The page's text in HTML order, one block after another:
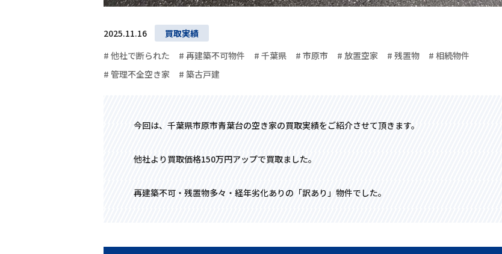
2025.11.16
買取実績
# 他社で断られた
# 再建築不可物件 # 千葉県 # 市原市 # 放置空家 # 残置物
# 相続物件
# 管理不全空き家
# 築古戸建
今回は、千葉県市原市青葉台の空き家の買取実績をご紹介させて頂きます。
他社より買取価格150万円アップで買取ました。
再建築不可・残置物多々・経年劣化ありの「訳あり」物件でした。